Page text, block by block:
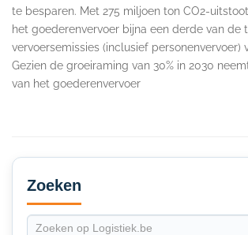
te besparen. Met 275 miljoen ton CO2-
het goederenvervoer bijna een derde van de
vervoersemissies (inclusief personenvervoer)
Gezien de groeiraming van 30% in 2030
van het goederenvervoer
Secondary
Sidebar
Zoeken